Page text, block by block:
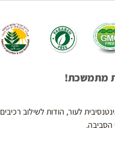
מתמשכת!
לעור, הודות לשילוב רכיבים
הסביבה.